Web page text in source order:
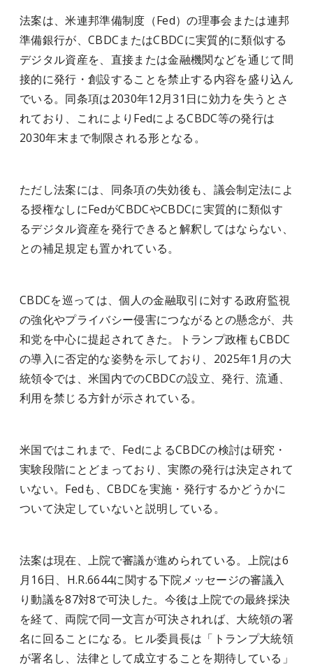
法案は、米連邦準備制度（Fed）の理事会または連邦
準備銀行が、CBDCまたはCBDCに実質的に類似する
デジタル資産を、直接または金融機関などを通じて間
接的に発行・創設することを禁止する内容を盛り込ん
でいる。同条項は2030年12月31日に効力を失うとさ
れており、これによりFedによるCBDC等の発行は
2030年末まで制限される形となる。
ただし法案には、同条項の失効後も、議会制定法によ
る授権なしにFedがCBDCやCBDCに実質的に類似す
るデジタル資産を発行できると解釈してはならない、
との補足規定も置かれている。
CBDCを巡っては、個人の金融取引に対する政府監視
の強化やプライバシー侵害につながるとの懸念が、共
和党を中心に提起されてきた。トランプ政権もCBDC
の導入に否定的な姿勢を示しており、2025年1月の大
統領令では、米国内でのCBDCの設立、発行、流通、
利用を禁じる方針が示されている。
米国ではこれまで、FedによるCBDCの検討は研究・
実験段階にとどまっており、実際の発行は決定されて
いない。Fedも、CBDCを実施・発行するかどうかに
ついて決定していないと説明している。
法案は現在、上院で審議が進められている。上院は6
月16日、H.R.6644に関する下院メッセージの審議入
り動議を87対8で可決した。今後は上院での最終採決
を経て、両院で同一文言が可決されれば、大統領の署
名に回ることになる。ヒル委員長は「トランプ大統領
が署名し、法律として成立することを期待している」